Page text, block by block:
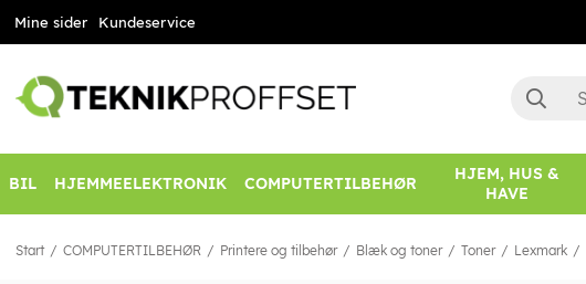
Mine sider Kundeservice
BIL HJEMMEELEKTRONIK COMPUTERTILBEHØR
HJEM, HUS &
HAVE
Start COMPUTERTILBEHØR Printere og tilbehør Blæk og toner Toner Lexmark